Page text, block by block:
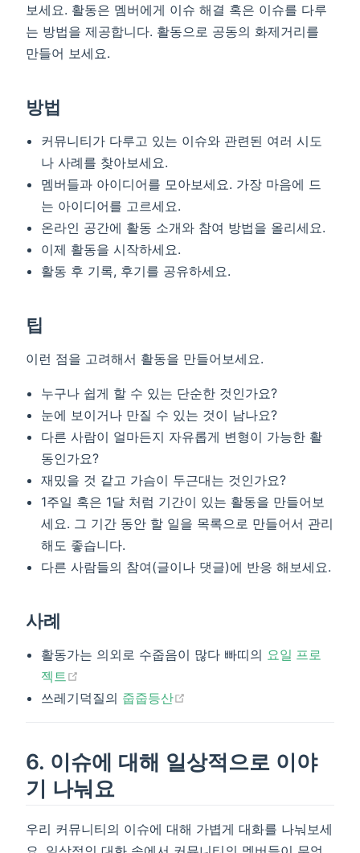
보세요. 활동은 멤버에게 이슈 해결 혹은 이슈를 다루
는 방법을 제공합니다. 활동으로 공동의 화제거리를
만들어 보세요.
방법
커뮤니티가 다루고 있는 이슈와 관련된 여러 시도
나 사례를 찾아보세요.
멤버들과 아이디어를 모아보세요. 가장 마음에 드
는 아이디어를 고르세요.
온라인 공간에 활동 소개와 참여 방법을 올리세요.
이제 활동을 시작하세요.
활동 후 기록, 후기를 공유하세요.
팁
이런 점을 고려해서 활동을 만들어보세요.
누구나 쉽게 할 수 있는 단순한 것인가요?
눈에 보이거나 만질 수 있는 것이 남나요?
다른 사람이 얼마든지 자유롭게 변형이 가능한 활
동인가요?
재밌을 것 같고 가슴이 두근대는 것인가요?
1주일 혹은 1달 처럼 기간이 있는 활동을 만들어보
세요. 그 기간 동안 할 일을 목록으로 만들어서 관리
해도 좋습니다.
다른 사람들의 참여(글이나 댓글)에 반응 해보세요.
사례
활동가는 의외로 수줍음이 많다 빠띠의 요일 프로
젝트
쓰레기덕질의 줍줍등산
6. 이슈에 대해 일상적으로 이야
기 나눠요
우리 커뮤니티의 이슈에 대해 가볍게 대화를 나눠보세